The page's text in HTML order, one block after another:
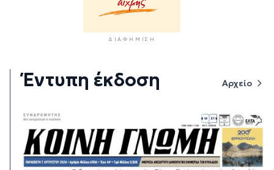
ΔΙΑΦΉΜΙΣΗ
Έντυπη έκδοση Αρχείο